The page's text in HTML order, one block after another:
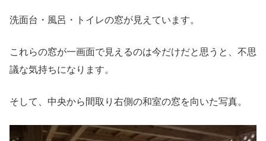
洗面台・風呂・トイレの窓が見えています。
これらの窓が一画面で見えるのは今だけだと思うと、不思
議な気持ちになります。
そして、中央から間取り右側の和室の窓を向いた写真。